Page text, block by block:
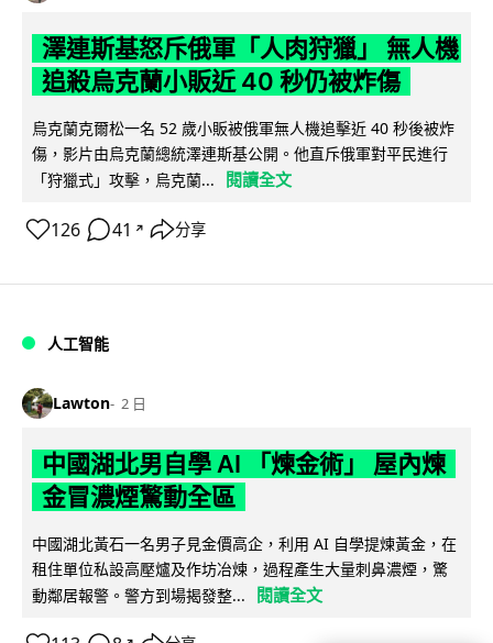
澤連斯基怒斥俄軍「人肉狩獵」 無人機
追殺烏克蘭小販近 40 秒仍被炸傷
烏克蘭克爾松一名 52 歲小販被俄軍無人機追擊近 40 秒後被炸
傷，影片由烏克蘭總統澤連斯基公開。他直斥俄軍對平民進行
「狩獵式」攻擊，烏克蘭...
閱讀全文
126 41 ↗ 分享
人工智能
Lawton 2 日
中國湖北男自學 AI 「煉金術」 屋內煉
金冒濃煙驚動全區
中國湖北黃石一名男子見金價高企，利用 AI 自學提煉黃金，在
租住單位私設高壓爐及作坊冶煉，過程產生大量刺鼻濃煙，驚
動鄰居報警。警方到場揭發整...
閱讀全文